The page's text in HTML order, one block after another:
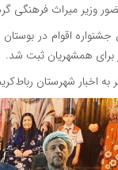
وزیر میراث فرهنگی
اقوام در
برای همشهریان ثبت شد.
اخبار شهرستان